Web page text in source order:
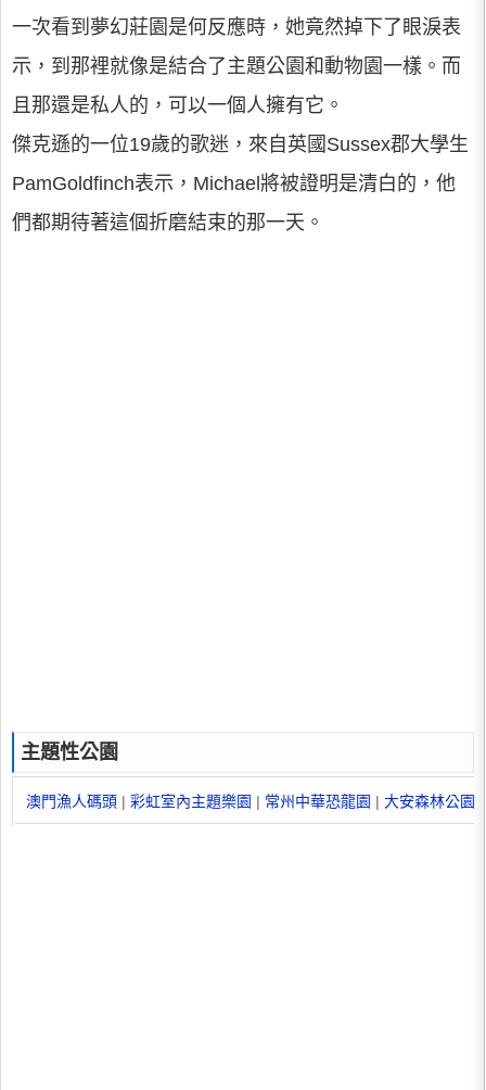
一次看到夢幻莊園是何反應時，她竟然掉下了眼淚表
示，到那裡就像是結合了主題公園和動物園一樣。而
且那還是私人的，可以一個人擁有它。
傑克遜的一位19歲的歌迷，來自英國Sussex郡大學生
PamGoldfinch表示，Michael將被證明是清白的，他
們都期待著這個折磨結束的那一天。
主題性公園
澳門漁人碼頭 | 彩虹室內主題樂園 | 常州中華恐龍園 | 大安森林公園